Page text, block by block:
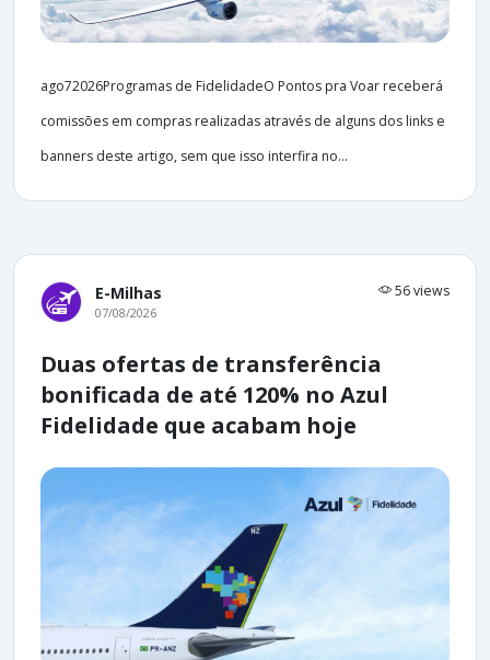
ago72026Programas de FidelidadeO Pontos pra Voar receberá
comissões em compras realizadas através de alguns dos links e
banners deste artigo, sem que isso interfira no...
E-Milhas 56 views
07/08/2026
Duas ofertas de transferência
bonificada de até 120% no Azul
Fidelidade que acabam hoje